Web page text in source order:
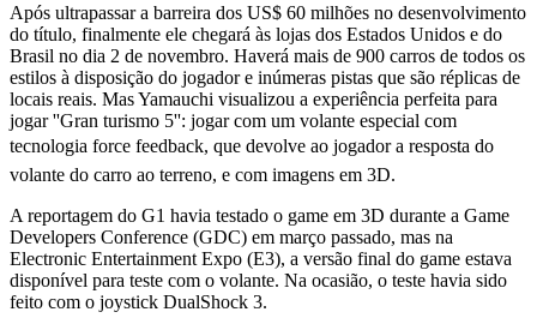
Após ultrapassar a barreira dos US$ 60 milhões no desenvolvimento
do título, finalmente ele chegará às lojas dos Estados Unidos e do
Brasil no dia 2 de novembro. Haverá mais de 900 carros de todos os
estilos à disposição do jogador e inúmeras pistas que são réplicas de
locais reais. Mas Yamauchi visualizou a experiência perfeita para
jogar ''Gran turismo 5'': jogar com um volante especial com
tecnologia force feedback, que devolve ao jogador a resposta do
volante do carro ao terreno, e com imagens em 3D.
A reportagem do G1 havia testado o game em 3D durante a Game
Developers Conference (GDC) em março passado, mas na
Electronic Entertainment Expo (E3), a versão final do game estava
disponível para teste com o volante. Na ocasião, o teste havia sido
feito com o joystick DualShock 3.